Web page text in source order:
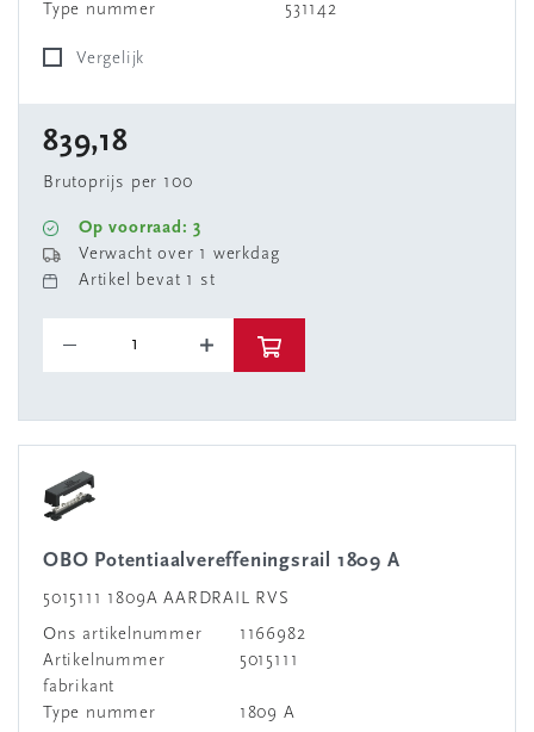
Type nummer
531142
Vergelijk
839,18
Brutoprijs per 100
Op voorraad: 3
Verwacht over 1 werkdag
Artikel bevat 1 st
OBO Potentiaalvereffeningsrail 1809 A
5015111 1809A AARDRAIL RVS
Ons artikelnummer
1166982
Artikelnummer
fabrikant
5015111
Type nummer 1809 A